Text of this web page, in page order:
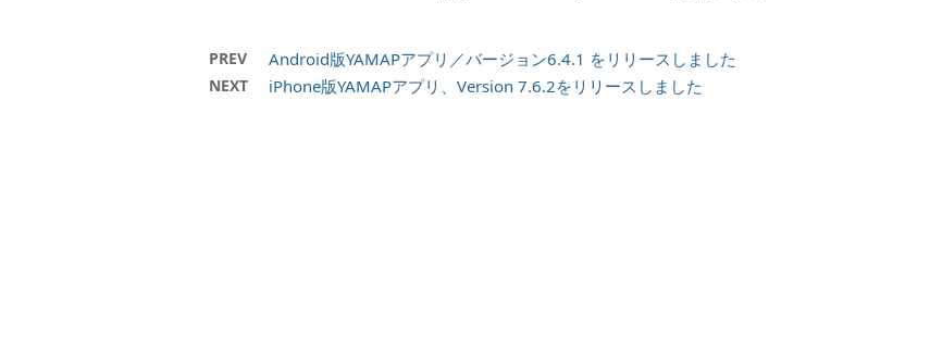
PREV Android版YAMAPアプリ／バージョン6.4.1 をリリースしました
NEXT iPhone版YAMAPアプリ、Version 7.6.2をリリースしました